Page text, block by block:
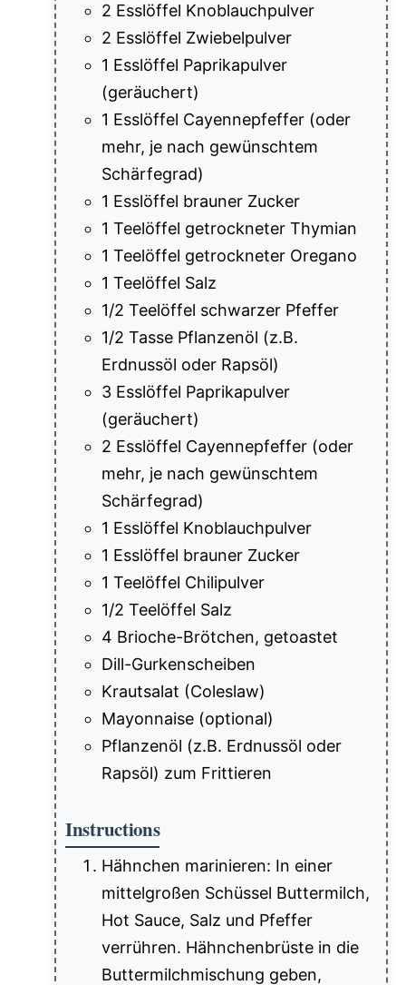
2 Esslöffel Knoblauchpulver
2 Esslöffel Zwiebelpulver
1 Esslöffel Paprikapulver
(geräuchert)
1 Esslöffel Cayennepfeffer (oder
mehr, je nach gewünschtem
Schärfegrad)
1 Esslöffel brauner Zucker
1 Teelöffel getrockneter Thymian
1 Teelöffel getrockneter Oregano
1 Teelöffel Salz
1/2 Teelöffel schwarzer Pfeffer
1/2 Tasse Pflanzenöl (z.B.
Erdnussöl oder Rapsöl)
3 Esslöffel Paprikapulver
(geräuchert)
2 Esslöffel Cayennepfeffer (oder
mehr, je nach gewünschtem
Schärfegrad)
1 Esslöffel Knoblauchpulver
1 Esslöffel brauner Zucker
1 Teelöffel Chilipulver
1/2 Teelöffel Salz
4 Brioche-Brötchen, getoastet
Dill-Gurkenscheiben
Krautsalat (Coleslaw)
Mayonnaise (optional)
Pflanzenöl (z.B. Erdnussöl oder
Rapsöl) zum Frittieren
Instructions
Hähnchen marinieren: In einer
mittelgroßen Schüssel Buttermilch,
Hot Sauce, Salz und Pfeffer
verrühren. Hähnchenbrüste in die
Buttermilchmischung geben,